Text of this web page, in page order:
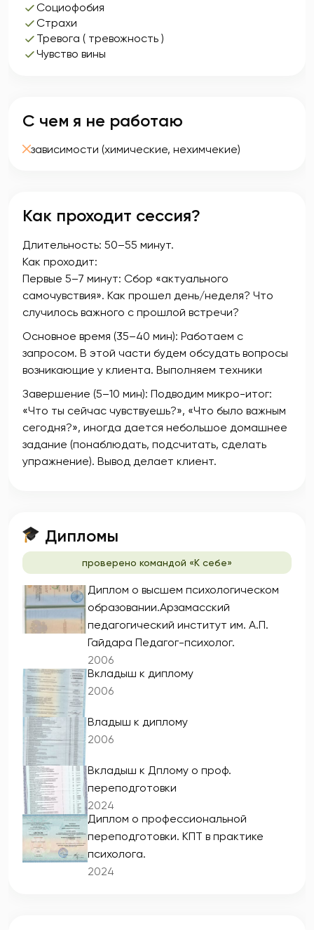
Социофобия
Страхи
Тревога ( тревожность )
Чувство вины
С чем я не работаю
зависимости (химические, нехимчекие)
Как проходит сессия?
Длительность: 50–55 минут.
Как проходит:
Первые 5–7 минут: Сбор «актуального
самочувствия». Как прошел день/неделя? Что
случилось важного с прошлой встречи?
Основное время (35–40 мин): Работаем с
запросом. В этой части будем обсудать вопросы
возникающие у клиента. Выполняем техники
Завершение (5–10 мин): Подводим микро-итог:
«Что ты сейчас чувствуешь?», «Что было важным
сегодня?», иногда дается небольшое домашнее
задание (понаблюдать, подсчитать, сделать
упражнение). Вывод делает клиент.
Дипломы
проверено командой «К себе»
Диплом о высшем психологическом
образовании.Арзамасский
педагогический институт им. А.П.
Гайдара Педагог-психолог.
2006
Вкладыш к диплому
2006
Владыш к диплому
2006
Вкладыш к Дплому о проф.
переподготовки
2024
Диплом о профессиональной
переподготовки. КПТ в практике
психолога.
2024